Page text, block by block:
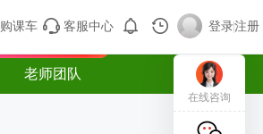
登录/注册
购课车 客服中心 登录|注册
老师团队
在线咨询